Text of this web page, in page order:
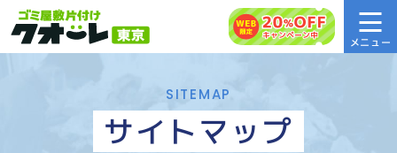
SITEMAP
サイトマップ